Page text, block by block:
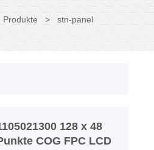
Produkte > stn-panel
128 x 48
COG FPC LCD